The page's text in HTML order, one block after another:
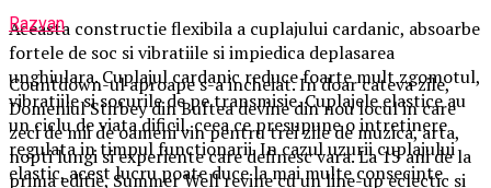
Aceasta constructie flexibila a cuplajului cardanic, absoarbe
fortele de soc si vibratiile si impiedica deplasarea
unghiulara. Cuplajul cardanic reduce foarte mult zgomotul,
vibratiile si socurile de pe transmisie. Cuplajele elastice au
un ciclu de viata dificil, ceea ce presupune o intretinere
regulata in timpul functionarii. In cazul uzurii cuplajului
elastic, acest lucru poate duce la mai multe consecinte
Razvan
Countdown-ul aproape s-a incheiat. In doar cateva zile,
Domeniul Stirbey din Buftea devine din nou locul in care
zeci de mii de oameni vin pentru trei zile de muzica, arta,
nopti lungi si experiente care definesc vara. La 15 ani de la
prima editie, Summer Well revine cu un line-up eclectic si